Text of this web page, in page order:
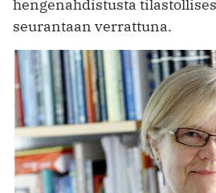
hengenahdistusta
seurantaan verrattuna.